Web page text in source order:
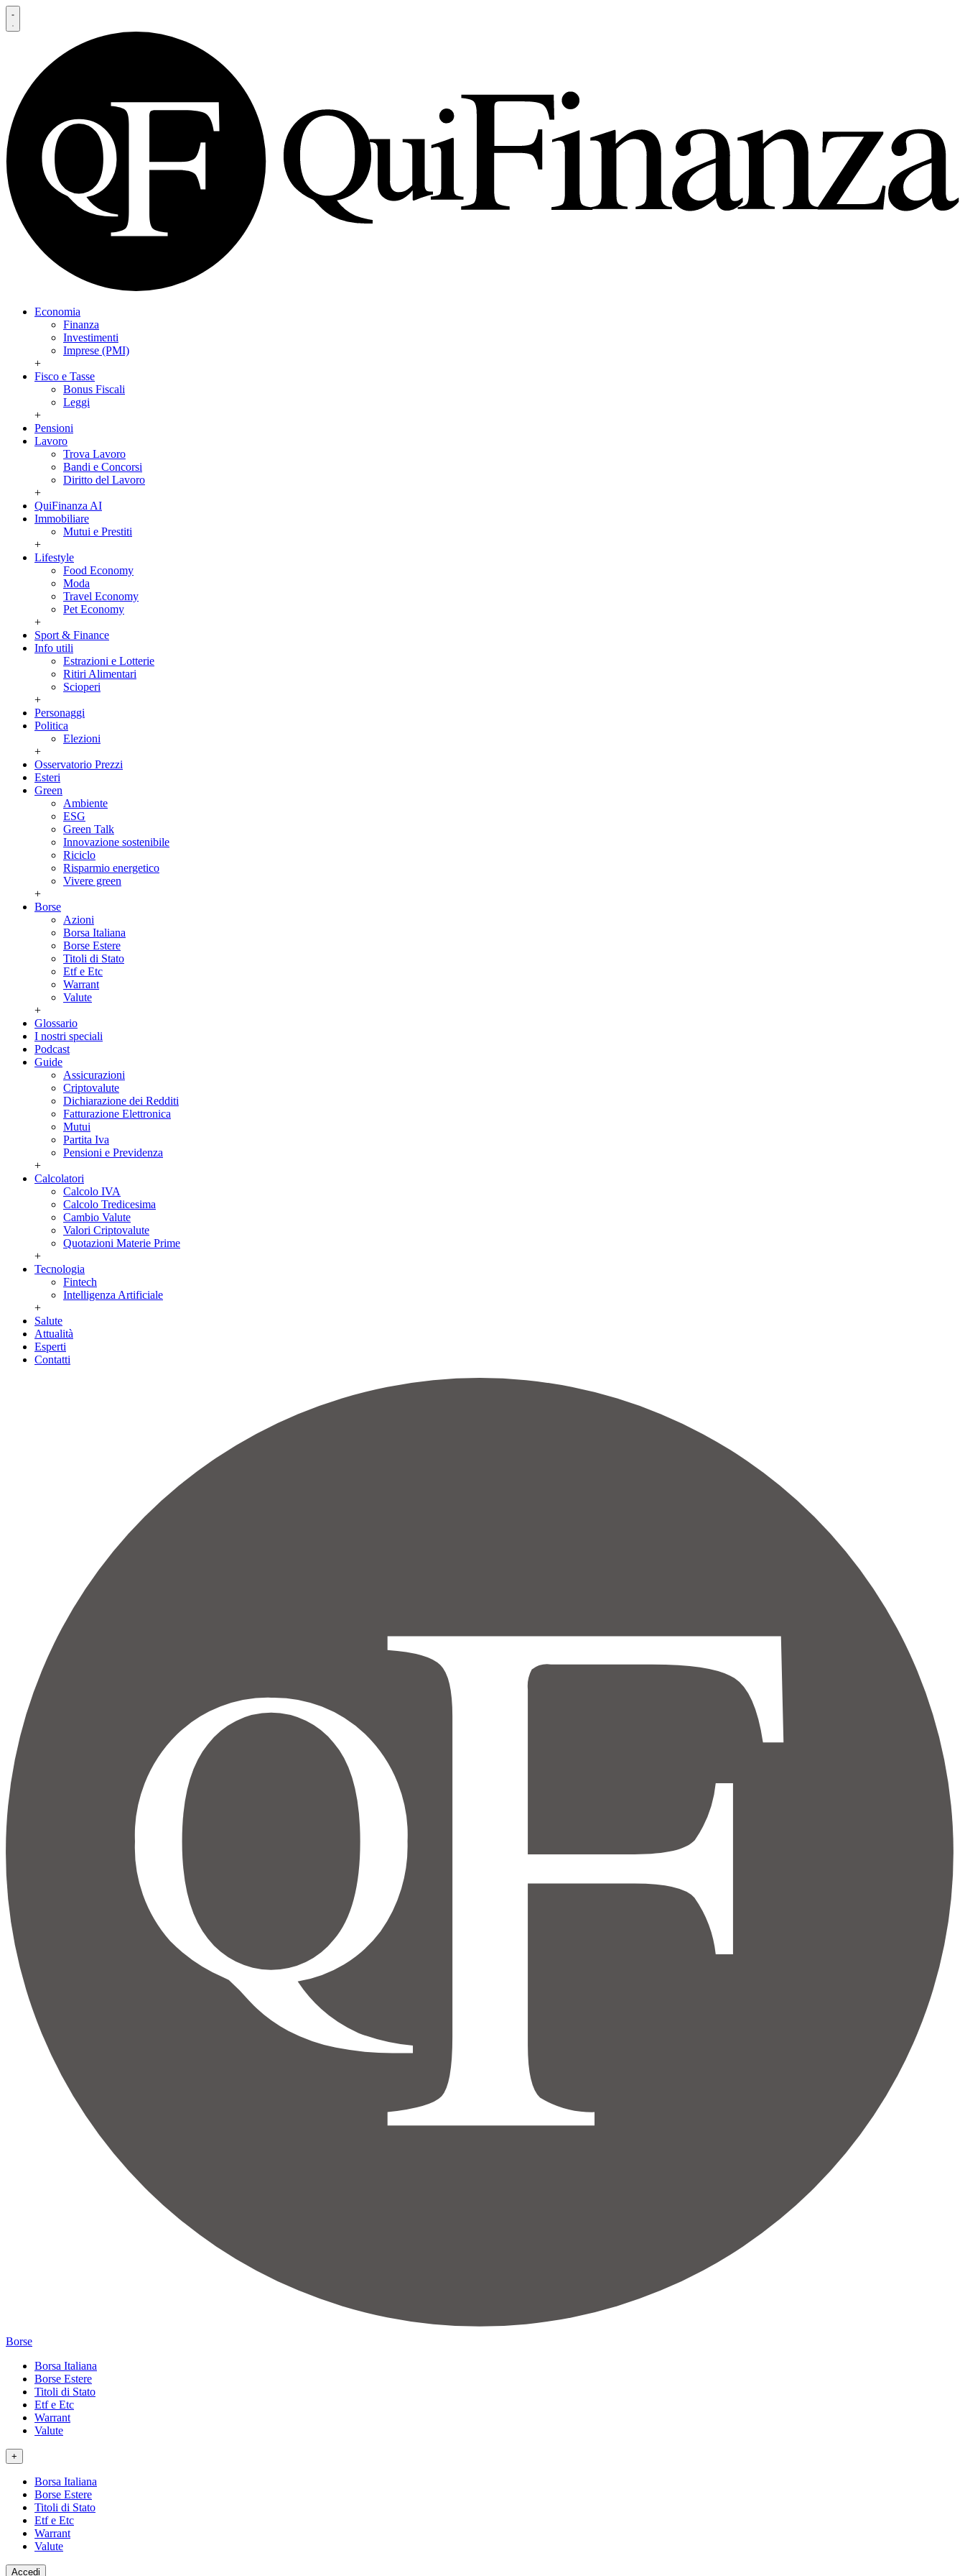
Economia
Finanza
Investimenti
Imprese (PMI)
+
Fisco e Tasse
Bonus Fiscali
Leggi
+
Pensioni
Lavoro
Trova Lavoro
Bandi e Concorsi
Diritto del Lavoro
+
QuiFinanza AI
Immobiliare
Mutui e Prestiti
+
Lifestyle
Food Economy
Moda
Travel Economy
Pet Economy
+
Sport & Finance
Info utili
Estrazioni e Lotterie
Ritiri Alimentari
Scioperi
+
Personaggi
Politica
Elezioni
+
Osservatorio Prezzi
Esteri
Green
Ambiente
ESG
Green Talk
Innovazione sostenibile
Riciclo
Risparmio energetico
Vivere green
+
Borse
Azioni
Borsa Italiana
Borse Estere
Titoli di Stato
Etf e Etc
Warrant
Valute
+
Glossario
I nostri speciali
Podcast
Guide
Assicurazioni
Criptovalute
Dichiarazione dei Redditi
Fatturazione Elettronica
Mutui
Partita Iva
Pensioni e Previdenza
+
Calcolatori
Calcolo IVA
Calcolo Tredicesima
Cambio Valute
Valori Criptovalute
Quotazioni Materie Prime
+
Tecnologia
Fintech
Intelligenza Artificiale
+
Salute
Attualità
Esperti
Contatti
Borse
Borsa Italiana
Borse Estere
Titoli di Stato
Etf e Etc
Warrant
Valute
+
Borsa Italiana
Borse Estere
Titoli di Stato
Etf e Etc
Warrant
Valute
Accedi